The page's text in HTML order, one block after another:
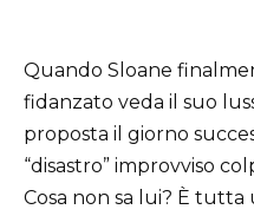
Quando Sloane
fidanzato veda il suo
proposta il giorno
“disastro” improvviso
Cosa non sa lui? È tutta